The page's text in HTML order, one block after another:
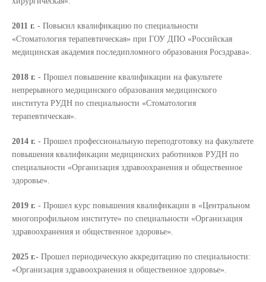
2011 г. - Повысил квалификацию по специальности
«Стоматология терапевтическая» при ГОУ ДПО «Российская
медицинская академия последипломного образования Росздрава».
2018 г. - Прошел повышение квалификации на факультете
непрерывного медицинского образования медицинского
института РУДН по специальности «Стоматология
терапевтическая».
2014 г. - Прошел профессиональную переподготовку на факультете
повышения квалификации медицинских работников РУДН по
специальности «Организация здравоохранения и общественное
здоровье».
2019 г. - Прошел курс повышения квалификации в «Центральном
многопрофильном институте» по специальности «Организация
здравоохранения и общественное здоровье».
2025 г.- Прошел периодическую аккредитацию по специальности:
«Организация здравоохранения и общественное здоровье».